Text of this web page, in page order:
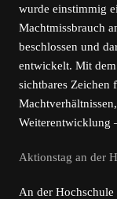
wurde einstimmig
Machtmissbrauch
beschlossen und
entwickelt. Mit
sichtbares Zeichen
Weiterentwicklung
Aktionstag an der
An der